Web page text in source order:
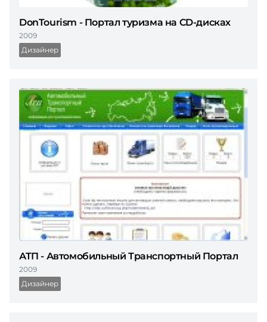
DonTourism - Портал туризма на CD-дисках
2009
Дизайнер
АТП - Автомобильный Транспортный Портал
2009
Дизайнер